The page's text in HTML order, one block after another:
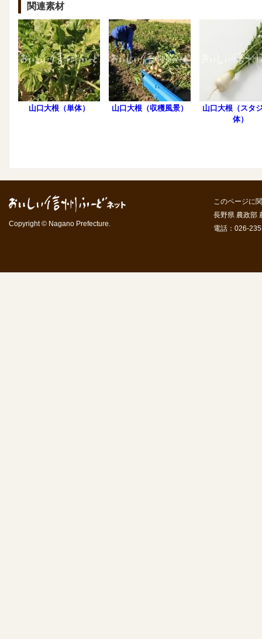
関連素材
山口大根（単体） 山口大根（収穫風景）
山口大根（スタ
体）
Copyright © Nagano Prefecture.
このページに
長野県 農政部
電話：026-